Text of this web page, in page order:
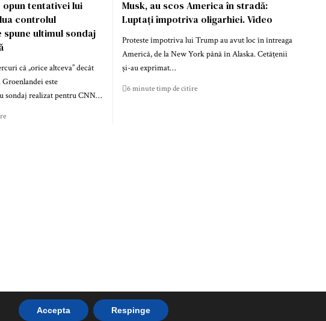
tentativei lui
controlul
spune ultimul sondaj
că „orice altceva” decât
este
sondaj realizat pentru CNN…
Musk, au scos America în stradă:
Luptați împotriva oligarhiei. Video
Proteste împotriva lui Trump au avut loc în întreaga
Americă, de la New York până în Alaska. Cetățenii
și-au exprimat…
6 minute timp de citire
Accepta Respinge